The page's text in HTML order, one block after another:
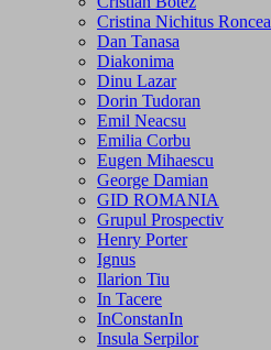
Cristina Nichitus Roncea
Dan Tanasa
Diakonima
Dinu Lazar
Dorin Tudoran
Emil Neacsu
Emilia Corbu
Eugen Mihaescu
George Damian
GID ROMANIA
Grupul Prospectiv
Henry Porter
Ignus
Ilarion Tiu
In Tacere
InConstanIn
Insula Serpilor